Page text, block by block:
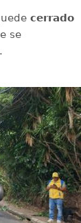
cerrado
se